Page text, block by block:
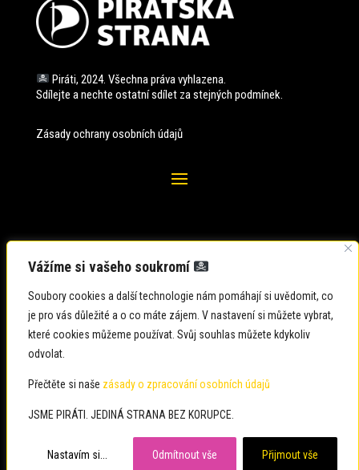
Vážíme si vašeho soukromí
Soubory cookies a další technologie nám pomáhají si uvědomit, co
je pro vás důležité a o co máte zájem. V nastavení si můžete vybrat,
které cookies můžeme používat. Svůj souhlas můžete kdykoliv
odvolat.
Přečtěte si naše zásady o zpracování osobních údajů
JSME PIRÁTI. JEDINÁ STRANA BEZ KORUPCE.
Nastavím si... Odmítnout vše Přijmout vše
Piráti, 2024. Všechna práva vyhlazena.
Sdílejte a nechte ostatní sdílet za stejných podmínek.
Zásady ochrany osobních údajů
Zadavatel: Česká pirátská strana
Občané: usteckykraj@pirati.cz